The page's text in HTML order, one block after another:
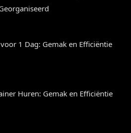
1 Dag: Gemak en Efficiëntie
Huren: Gemak en Efficiëntie